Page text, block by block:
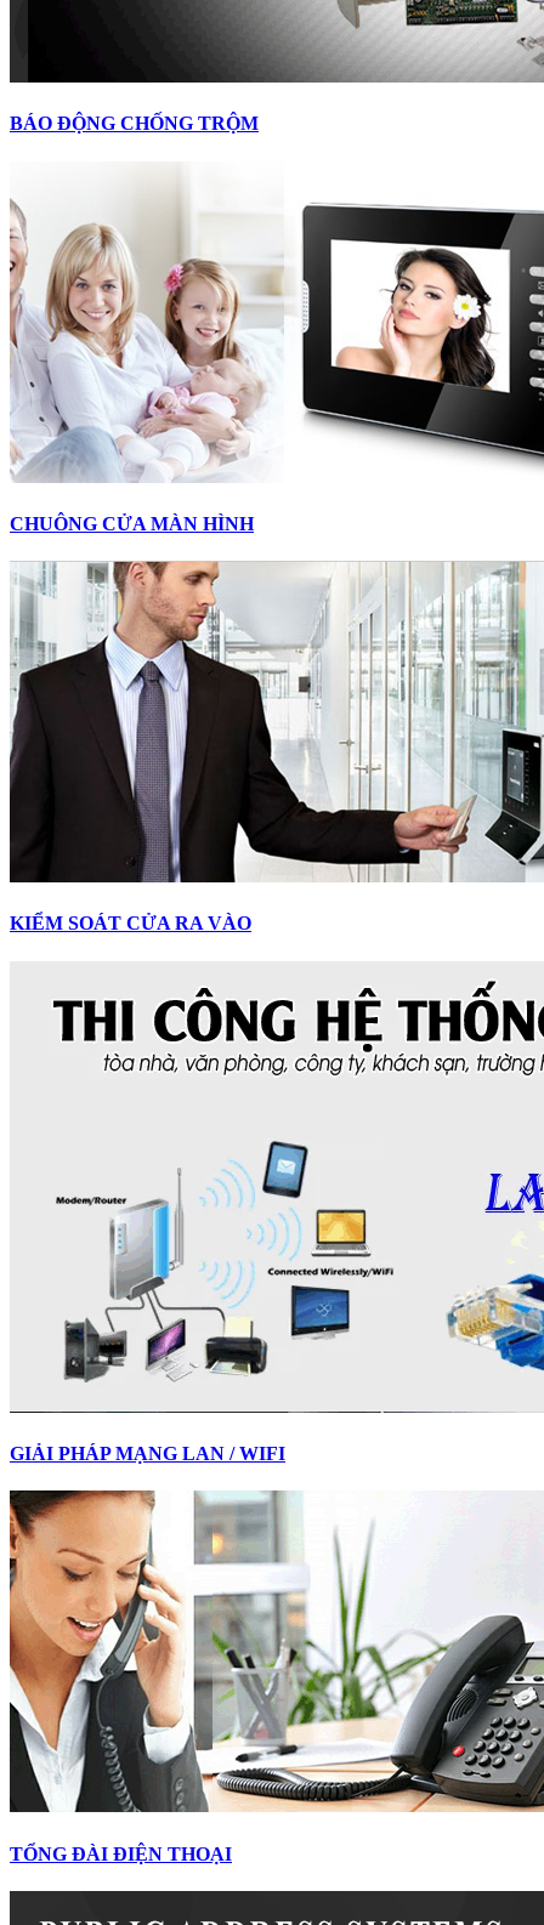
BÁO ĐỘNG CHỐNG TRỘM
CHUÔNG CỬA MÀN HÌNH
KIỂM SOÁT CỬA RA VÀO
GIẢI PHÁP MẠNG LAN / WIFI
TỔNG ĐÀI ĐIỆN THOẠI